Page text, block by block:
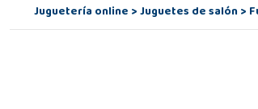
Juguetería online>Juguetes de salón>